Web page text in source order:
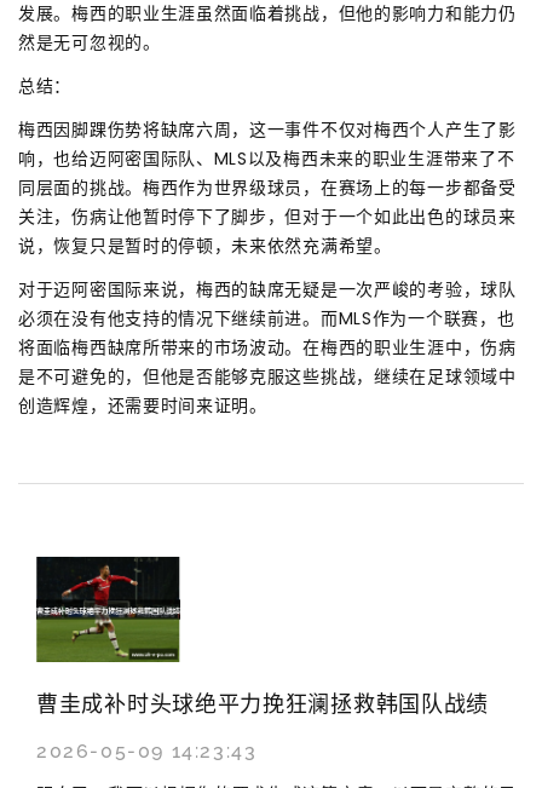
发展。梅西的职业生涯虽然面临着挑战，但他的影响力和能力仍
然是无可忽视的。
总结：
梅西因脚踝伤势将缺席六周，这一事件不仅对梅西个人产生了影
响，也给迈阿密国际队、MLS以及梅西未来的职业生涯带来了不
同层面的挑战。梅西作为世界级球员，在赛场上的每一步都备受
关注，伤病让他暂时停下了脚步，但对于一个如此出色的球员来
说，恢复只是暂时的停顿，未来依然充满希望。
对于迈阿密国际来说，梅西的缺席无疑是一次严峻的考验，球队
必须在没有他支持的情况下继续前进。而MLS作为一个联赛，也
将面临梅西缺席所带来的市场波动。在梅西的职业生涯中，伤病
是不可避免的，但他是否能够克服这些挑战，继续在足球领域中
创造辉煌，还需要时间来证明。
曹圭成补时头球绝平力挽狂澜拯救韩国队战绩
2026-05-09 14:23:43